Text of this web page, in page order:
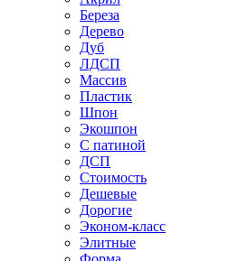
Береза
Дерево
Дуб
ЛДСП
Массив
Пластик
Шпон
Экошпон
С патиной
ДСП
Стоимость
Дешевые
Дорогие
Эконом-класс
Элитные